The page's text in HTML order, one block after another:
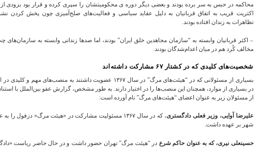
محاکمه در حبس به سر برده بودند و بعضی دیگر دوره‌ ی محکومیتشان را سپری کرده و قرار بود بزودی از
اکثریت قریب به اتفاق قربانیان به دلیل عقاید سیاسی و فعالیت‌های صلح‌آمیزی چون پخش کردن
تظاهرات به زندان افتاده بودند.
– اکثر قربانیان وابسته به “سازمان مجاهدین خلق ایران” بودند، اما صدها زندانی وابسته به
مخالف کُرد هم در میان اعدام‌شدگان بودند.
شخصیت‌های کلیدی که در کشتار ۶۷ مشارکت داشته‌اند
بسیاری از مسئولانی که در “هیئت‌های مرگ” در سال ۱۳۶۷ عضویت داشتند به منصب‌های
در بسیاری از موارد، همچنان این منصب‌ها را در اختیار دارند. به طور مشخص، گزارش عفو بین‌الملل با
از مسئولان زیر به عنوان اعضای “هیئت‌های مرگ” نام آورده است:
علیرضا آوایی، وزیر فعلی دادگستری
، که در سال ۱۳۶۷ مسئولیت مشارکت در «هیئت مرگ« دزفول را
شهر بر عهده داشت.
حسینعلی نیری، که به عنوان حاکم شرع در “هیئت مرگ” تهران حضور داشت و در حال حاضر ریاست